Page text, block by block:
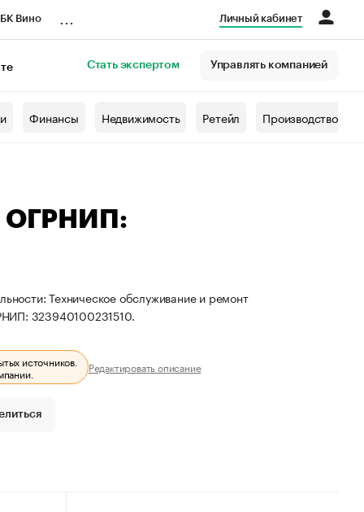
Вино Личный кабинет
Стать экспертом Управлять компанией
Финансы Недвижимость Ретейл Производство
ОГРНИП:
Техническое обслуживание и ремонт
323940100231510.
источников.
Редактировать описание